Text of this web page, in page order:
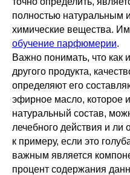
полностью натуральным
химические вещества.
обучение парфюмерии.
Важно понимать, что как
другого продукта,
определяют его
эфирное масло, которое
натуральный состав,
лечебного действия и ли
к примеру, если это
важным является
процент содержания